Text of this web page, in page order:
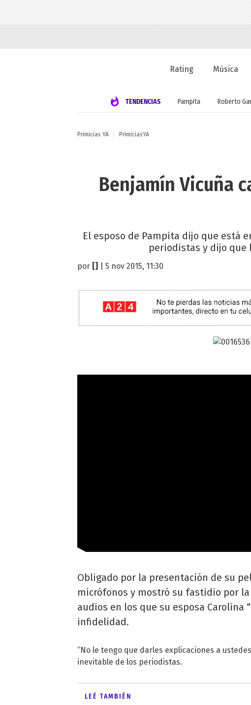
Rating Música
TENDENCIAS Pampita Roberto
Primicias YA PrimiciasYA
Benjamín Vicuña
El esposo de Pampita dijo que está
periodistas y dijo que
por | 5 nov 2015, 11:30
Obligado por la presentación de su
micrófonos y mostró su fastidio por
audios en los que su esposa Carolina
infidelidad.
“No le tengo que darles explicaciones a
inevitable de los periodistas.
LEÉ TAMBIÉN